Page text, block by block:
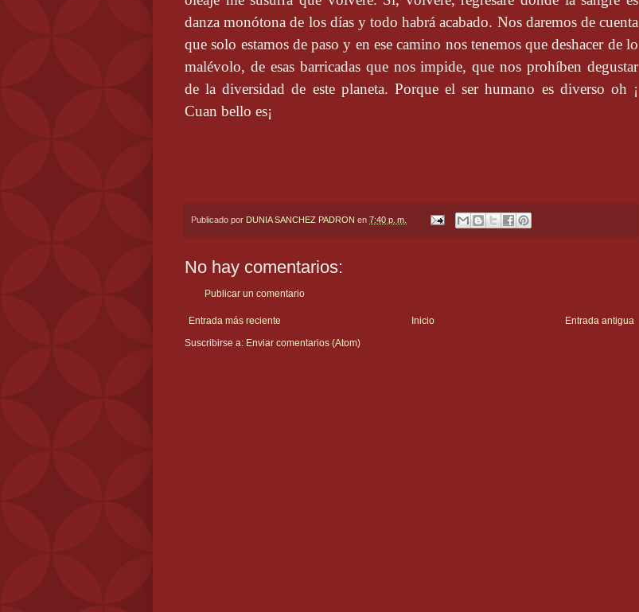
danza monótona de los días y todo habrá acabado. Nos daremos de cuenta
que solo estamos de paso y en ese camino nos tenemos que deshacer de lo
malévolo, de esas barricadas que nos impide, que nos prohíben degustar
de la diversidad de este planeta. Porque el ser humano es diverso oh ¡
Cuan bello es¡
Publicado por DUNIA SANCHEZ PADRON en 7:40 p. m.
No hay comentarios:
Publicar un comentario
Entrada más reciente Entrada antigua
Inicio
Suscribirse a: Enviar comentarios (Atom)